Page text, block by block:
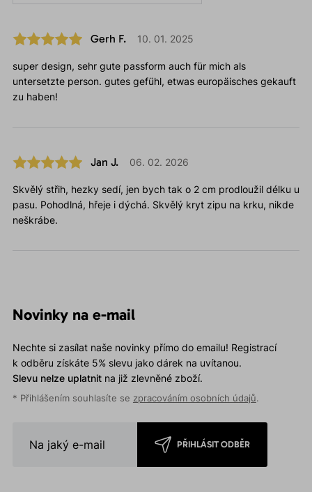
Gerh F. 10. 01. 2025
super design, sehr gute passform auch für mich als
untersetzte person. gutes gefühl, etwas europäisches gekauft
zu haben!
Jan J. 06. 02. 2026
Skvělý střih, hezky sedí, jen bych tak o 2 cm prodloužil délku u
pasu. Pohodlná, hřeje i dýchá. Skvělý kryt zipu na krku, nikde
neškrábe.
Novinky na e-mail
Nechte si zasílat naše novinky přímo do emailu! Registrací
k odběru získáte 5% slevu jako dárek na uvítanou.
Slevu nelze uplatnitna již zlevněné zboží.
* Přihlášením souhlasíte se zpracováním osobních údajů.
PŘIHLÁSIT ODBĚR